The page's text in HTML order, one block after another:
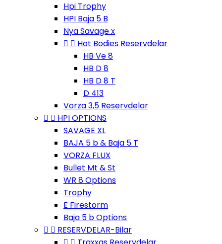
Hpi Trophy
HPI Baja 5 B
Nya Savage x
  Hot Bodies Reservdelar
HB Ve 8
HB D 8
HB D 8 T
D 413
Vorza 3,5 Reservdelar
  HPI OPTIONS
SAVAGE XL
BAJA 5 b & Baja 5 T
VORZA FLUX
Bullet Mt & St
WR 8 Options
Trophy
E Firestorm
Baja 5 b Options
  RESERVDELAR-Bilar